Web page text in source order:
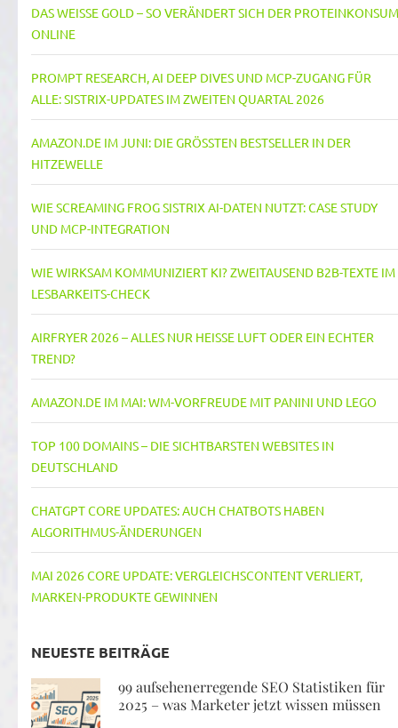
DAS WEISSE GOLD – SO VERÄNDERT SICH DER PROTEINKONSUM O
NLINE
PROMPT RESEARCH, AI DEEP DIVES UND MCP-ZUGANG FÜR
ALLE: SISTRIX-UPDATES IM ZWEITEN QUARTAL 2026
AMAZON.DE IM JUNI: DIE GRÖSSTEN BESTSELLER IN DER H
ITZEWELLE
WIE SCREAMING FROG SISTRIX AI-DATEN NUTZT: CASE STUDY
UND MCP-INTEGRATION
WIE WIRKSAM KOMMUNIZIERT KI? ZWEITAUSEND B2B-TEXTE IM
LESBARKEITS-CHECK
AIRFRYER 2026 – ALLES NUR HEISSE LUFT ODER EIN ECHTER T
REND?
AMAZON.DE IM MAI: WM-VORFREUDE MIT PANINI UND LEGO
TOP 100 DOMAINS – DIE SICHTBARSTEN WEBSITES IN
DEUTSCHLAND
CHATGPT CORE UPDATES: AUCH CHATBOTS HABEN
ALGORITHMUS-ÄNDERUNGEN
MAI 2026 CORE UPDATE: VERGLEICHSCONTENT VERLIERT,
MARKEN-PRODUKTE GEWINNEN
NEUESTE BEITRÄGE
99 aufsehenerregende SEO Statistiken für
2025 – was Marketer jetzt wissen müssen